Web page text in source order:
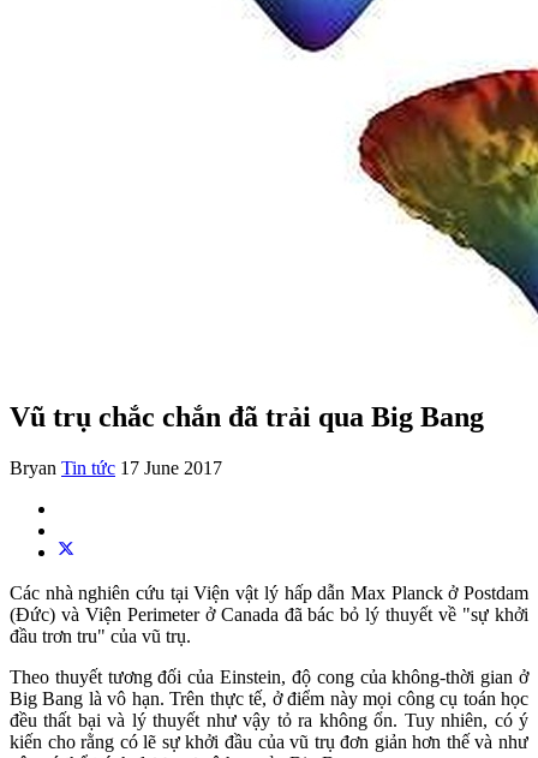
Vũ trụ chắc chắn đã trải qua Big Bang
Bryan Tin tức 17 June 2017
Các nhà nghiên cứu tại Viện vật lý hấp dẫn Max Planck ở Postdam
(Đức) và Viện Perimeter ở Canada đã bác bỏ lý thuyết về "sự khởi
đầu trơn tru" của vũ trụ.
Theo thuyết tương đối của Einstein, độ cong của không-thời gian ở
Big Bang là vô hạn. Trên thực tế, ở điểm này mọi công cụ toán học
đều thất bại và lý thuyết như vậy tỏ ra không ổn. Tuy nhiên, có ý
kiến cho rằng có lẽ sự khởi đầu của vũ trụ đơn giản hơn thế và như